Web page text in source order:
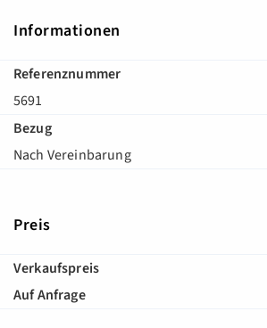
Informationen
Referenznummer
5691
Bezug
Nach Vereinbarung
Preis
Verkaufspreis
Auf Anfrage